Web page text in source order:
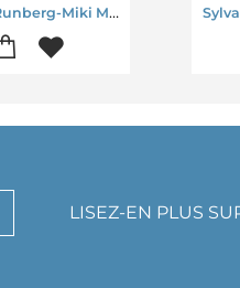
Sylvain Runberg-Miki Montllo
LISEZ-EN PLUS